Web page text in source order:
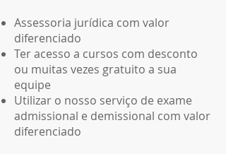
Assessoria jurídica com valor
diferenciado
Ter acesso a cursos com desconto
ou muitas vezes gratuito a sua
equipe
Utilizar o nosso serviço de exame
admissional e demissional com valor
diferenciado